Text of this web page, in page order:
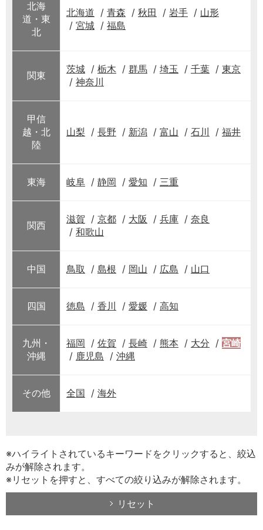
北海
道・東
北
北海道 青森 秋田 岩手
山形
宮城
福島
関東
茨城 栃木 群馬 埼玉 千葉
東京
神奈川
甲信
越・北
陸
山梨 長野 新潟 富山 石川 福井
東海 岐阜 静岡 愛知 三重
関西
滋賀 京都 大阪 兵庫
奈良
和歌山
中国 鳥取 島根 岡山 広島 山口
四国 徳島 香川 愛媛 高知
九州・
沖縄
福岡 佐賀 長崎 熊本 大分
宮崎
鹿児島
沖縄
その他 全国 海外
※ハイライトされているキーワードをクリックすると、絞込
みが解除されます。
※リセットを押すと、すべての絞り込みが解除されます。
リセット